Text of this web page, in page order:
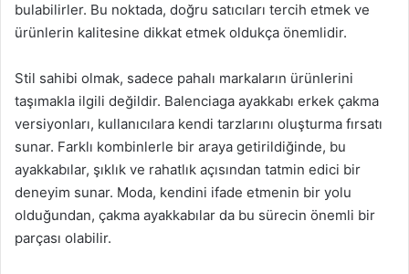
bulabilirler. Bu noktada, doğru satıcıları tercih etmek ve
ürünlerin kalitesine dikkat etmek oldukça önemlidir.
Stil sahibi olmak, sadece pahalı markaların ürünlerini
taşımakla ilgili değildir. Balenciaga ayakkabı erkek çakma
versiyonları, kullanıcılara kendi tarzlarını oluşturma fırsatı
sunar. Farklı kombinlerle bir araya getirildiğinde, bu
ayakkabılar, şıklık ve rahatlık açısından tatmin edici bir
deneyim sunar. Moda, kendini ifade etmenin bir yolu
olduğundan, çakma ayakkabılar da bu sürecin önemli bir
parçası olabilir.